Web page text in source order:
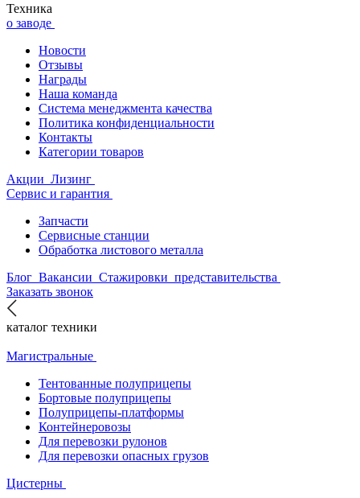
Техника
о заводе
Новости
Отзывы
Награды
Наша команда
Система менеджмента качества
Политика конфиденциальности
Контакты
Категории товаров
Акции Лизинг
Сервис и гарантия
Запчасти
Сервисные станции
Обработка листового металла
Блог Вакансии Стажировки представительства
Заказать звонок
каталог техники
Магистральные
Тентованные полуприцепы
Бортовые полуприцепы
Полуприцепы-платформы
Контейнеровозы
Для перевозки рулонов
Для перевозки опасных грузов
Цистерны